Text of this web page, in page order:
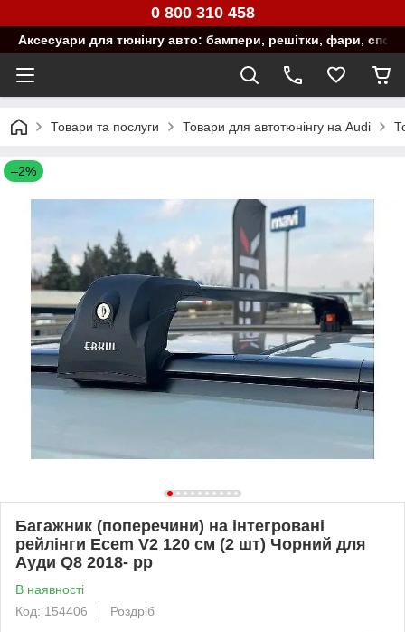
0 800 310 458
Аксесуари для тюнінгу авто: бампери, решітки, фари,
Товари та послуги Товари для автотюнінгу на Audi
–2%
Багажник (поперечини) на інтегровані
рейлінги Ecem V2 120 см (2 шт) Чорний для
Ауди Q8 2018- рр
В наявності
Код: 154406
Роздріб